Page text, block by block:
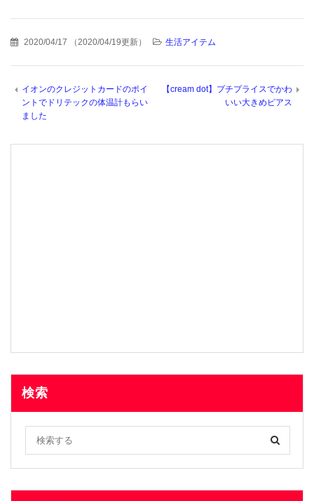
2020/04/17 （2020/04/19更新） 生活アイテム
イオンのクレジットカードのポイ
ントでドリテックの体温計もらい
ました
【cream dot】プチプライスでかわ
いい大きめピアス
検索